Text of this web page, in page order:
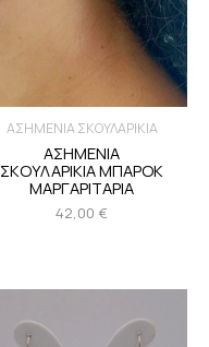
ΑΣΗΜΕΝΙΑ ΣΚΟΥΛΑΡΙΚΙΑ
ΑΣΗΜΕΝΙΑ
ΣΚΟΥΛΑΡΙΚΙΑ ΜΠΑΡΟΚ
ΜΑΡΓΑΡΙΤΑΡΙΑ
42,00 €